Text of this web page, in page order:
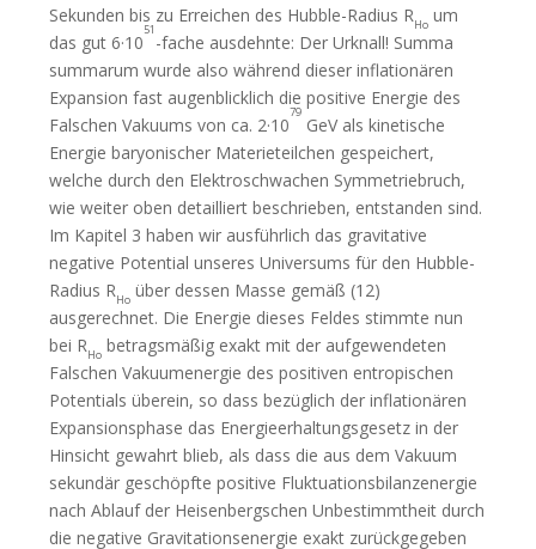
Sekunden bis zu Erreichen des Hubble-Radius RHo um
das gut 6·10
51
-fache ausdehnte: Der Urknall! Summa
summarum wurde also während dieser inflationären
Expansion fast augenblicklich die positive Energie des
Falschen Vakuums von ca. 2·10
79
GeV als kinetische
Energie baryonischer Materieteilchen gespeichert,
welche durch den Elektroschwachen Symmetriebruch,
wie weiter oben detailliert beschrieben, entstanden sind.
Im Kapitel 3 haben wir ausführlich das gravitative
negative Potential unseres Universums für den Hubble-
Radius RHo über dessen Masse gemäß (12)
ausgerechnet. Die Energie dieses Feldes stimmte nun
bei RHo betragsmäßig exakt mit der aufgewendeten
Falschen Vakuumenergie des positiven entropischen
Potentials überein, so dass bezüglich der inflationären
Expansionsphase das Energieerhaltungsgesetz in der
Hinsicht gewahrt blieb, als dass die aus dem Vakuum
sekundär geschöpfte positive Fluktuationsbilanzenergie
nach Ablauf der Heisenbergschen Unbestimmtheit durch
die negative Gravitationsenergie exakt zurückgegeben